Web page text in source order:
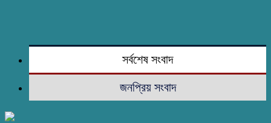
সর্বশেষ সংবাদ
জনপ্রিয় সংবাদ